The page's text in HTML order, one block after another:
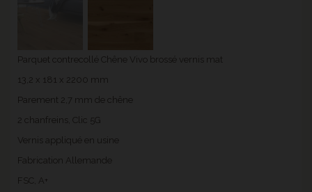
Parquet contrecollé Chêne Vivo brossé vernis mat
13,2 x 181 x 2200 mm
Parement 2,7 mm de chêne
2 chanfreins, Clic 5G
Vernis appliqué en usine
Fabrication Allemande
FSC, A+